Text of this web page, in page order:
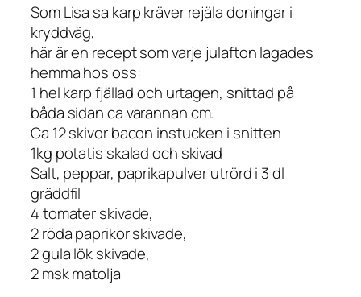
Som Lisa sa karp kräver rejäla doningar i
kryddväg,
här är en recept som varje julafton lagades
hemma hos oss:
1 hel karp fjällad och urtagen, snittad på
båda sidan ca varannan cm.
Ca 12 skivor bacon instucken i snitten
1kg potatis skalad och skivad
Salt, peppar, paprikapulver utrörd i 3 dl
gräddfil
4 tomater skivade,
2 röda paprikor skivade,
2 gula lök skivade,
2 msk matolja